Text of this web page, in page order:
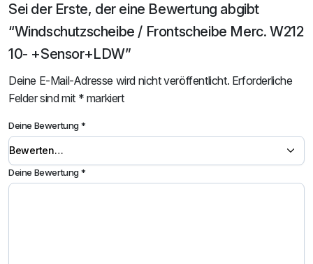
Sei der Erste, der eine Bewertung abgibt
“Windschutzscheibe / Frontscheibe Merc. W212
10- +Sensor+LDW”
Deine E-Mail-Adresse wird nicht veröffentlicht. Erforderliche
Felder sind mit * markiert
Deine Bewertung*
Deine Bewertung*